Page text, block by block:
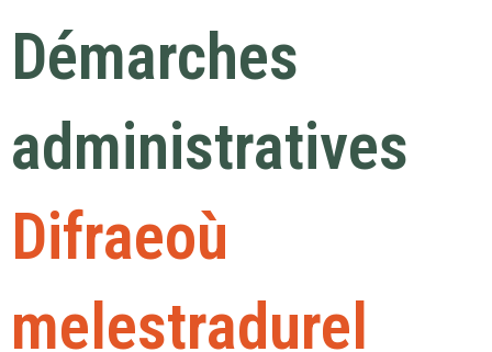
Démarches
administratives
Difraeoù
melestradurel